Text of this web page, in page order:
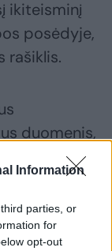
Information
parties, or
for
opt-out
ikiteisminį
posėdyje,
rašiklis.
duomenis,